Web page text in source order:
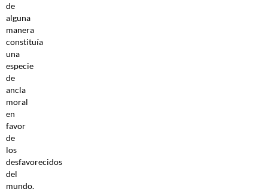
de
alguna
manera
constituía
una
especie
de
ancla
moral
en
favor
de
los
desfavorecidos
del
mundo.